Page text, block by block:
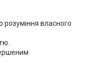
розуміння власного